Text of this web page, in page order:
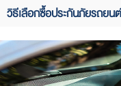
ควรจะต้องมี เพราะอุบัติเห
แม้ว่าการทำประกันภัยรถ
ถนนได้ แต่สามารถช่วยบรร
ได้ และที่สำคัญจะทำให้คุณ
ประกันภัยรถยนต์แบ่งออกเป็
ประกันภัยพ.ร.บ. ซึ่งรถยนต์
บังคับโดยพระราชบัญญัติคุ้
ประเภทนี้จะรับผิดชอบต่อค
วิธีเลือกซื้อประกันภัยรถยนต์
การเลือกประเภทของประ
การใช้งานของรถ อายุแล
ละเอียดด้านอื่นๆ ดังนี้